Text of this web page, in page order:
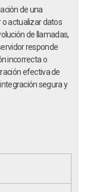
de una
o actualizar datos
de llamadas,
responde
incorrecta o
efectiva de
segura y